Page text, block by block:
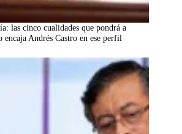
las cinco cualidades que pondrá a
encaja Andrés Castro en ese perfil